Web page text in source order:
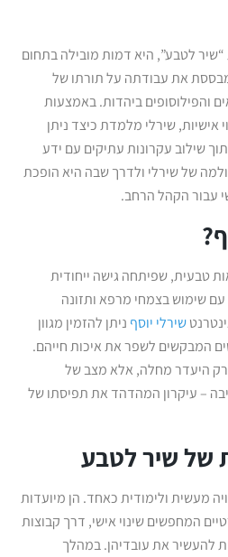
לטבע”, היא דמות מובילה בתחום
את עבודתה על תורתו של
והפילוסופים ביהדות. באמצעות
אישיות, שירלי מלמדת כיצד ניתן
שילוב עקרונות עתיקים עם ידע
של שירלי ולדרך שבה היא הופכת
עבור הקהל הרחב.
טבעית, שפיתחה גישה ייחודית
שימוש בצמחי מרפא ותזונה
שירלי יוסףניתן להזמין מגוון
המבקשים לשפר את איכות חייהם.
רק היעדר מחלה, אלא מצב של
– עיקרון המהדהד את תפיסתו של
של שיר לטבע
מעשית ולימודית כאחד. הן מיועדות
המחפשים שינוי אישי, דרך קבוצות
להעשיר את עובדיהן. במהלך